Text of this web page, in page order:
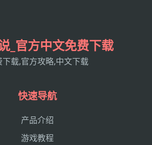
_官方中文免费下载
下载,官方攻略,中文下载
快速导航
产品介绍
游戏教程